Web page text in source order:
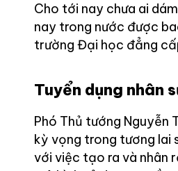
Cho tới nay chưa ai
nay trong nước được
trường Đại học đẳng
Tuyển dụng nhân
Phó Thủ tướng Nguyễn
kỳ vọng trong tương lai
với việc tạo ra và nhân